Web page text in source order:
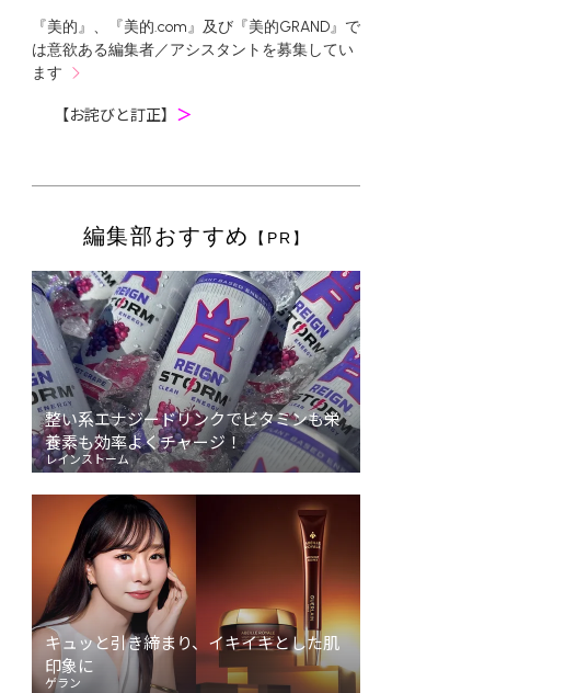
『美的』、『美的.com』及び『美的GRAND』で
は意欲ある編集者／アシスタントを募集してい
ます
【お詫びと訂正】 ＞
編集部おすすめ 【PR】
整い系エナジードリンクでビタミンも栄
養素も効率よくチャージ！
レインストーム
キュッと引き締まり、イキイキとした肌
印象に
ゲラン